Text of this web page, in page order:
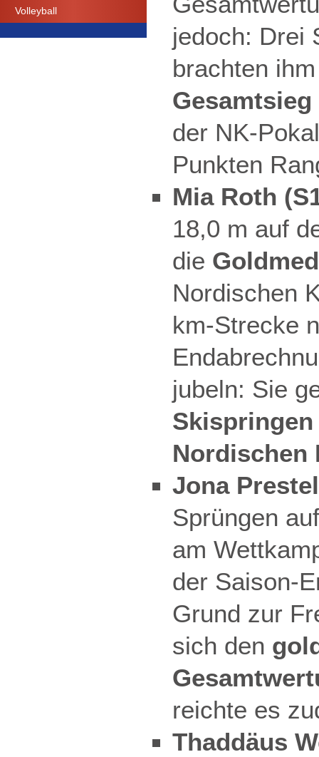
Volleyball
jedoch: Drei
brachten
der NK-
Punkten
Mia Roth
18,0 m auf
die
Nordischen
km-Strecke
jubeln: Sie
Skispringen
Nordischen
Jona
Sprüngen
am
der Saison-
Grund zur
sich den
reichte es
Thaddäus